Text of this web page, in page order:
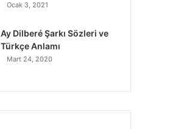
Ocak 3, 2021
Ay Dilberé Şarkı Sözleri ve
Türkçe Anlamı
Mart 24, 2020